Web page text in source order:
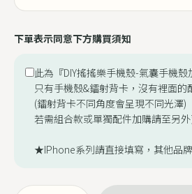
下單表示同意下方購買須知
此為『DIY搖搖樂手機殼-氣囊手機殼
只有手機殼&鐳射背卡，沒有裡面的
(鐳射背卡不同角度會呈現不同光澤)
若需組合款或單獨配件加購請至另
★IPhone系列請直接填寫，其他品